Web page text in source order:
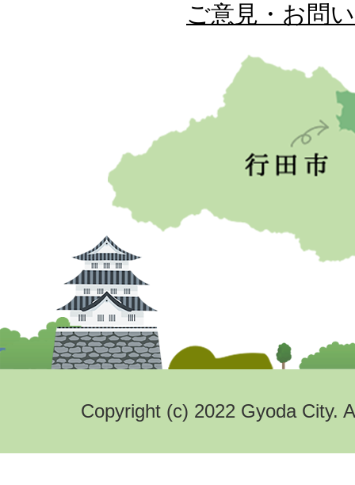
ご意見・お問
Copyright (c) 2022 Gyoda City.